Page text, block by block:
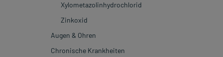
Xylometazolinhydrochlorid
Zinkoxid
Augen & Ohren
Augenzucken
Chronische Krankheiten